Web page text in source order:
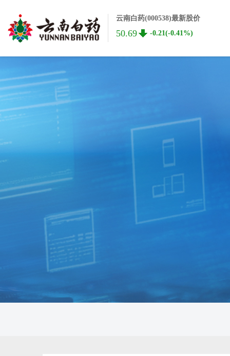
云南白药(000538)最新股价
50.69 -0.21(-0.41%)